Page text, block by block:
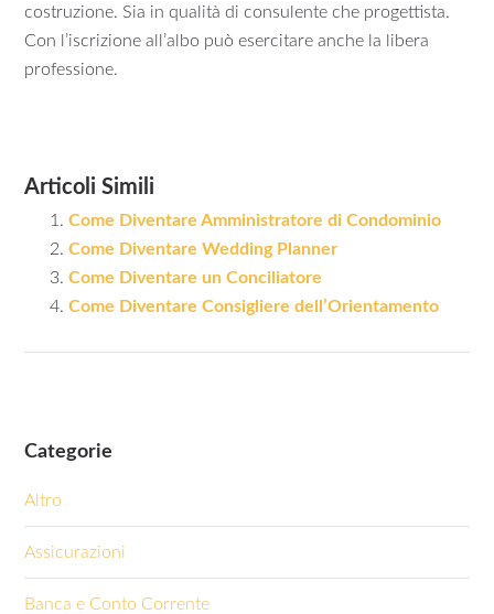
costruzione. Sia in qualità di consulente che progettista.
Con l’iscrizione all’albo può esercitare anche la libera
professione.
Articoli Simili
Come Diventare Amministratore di Condominio
Come Diventare Wedding Planner
Come Diventare un Conciliatore
Come Diventare Consigliere dell’Orientamento
Categorie
Altro
Assicurazioni
Banca e Conto Corrente